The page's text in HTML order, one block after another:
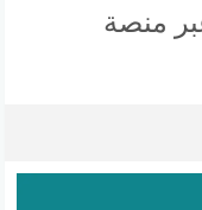
منصة